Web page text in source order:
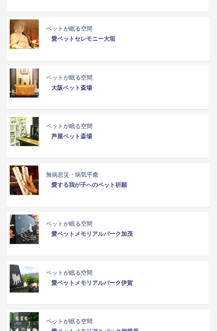
ペットが眠る空間
愛ペットセレモニー大垣
ペットが眠る空間
大阪ペット斎場
ペットが眠る空間
芦屋ペット斎場
無病息災・病気平癒
愛する我が子へのペット祈願
ペットが眠る空間
愛ペットメモリアルパーク加茂
ペットが眠る空間
愛ペットメモリアルパーク伊賀
ペットが眠る空間